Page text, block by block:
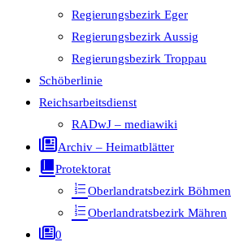
Regierungsbezirk Eger
Regierungsbezirk Aussig
Regierungsbezirk Troppau
Schöberlinie
Reichsarbeitsdienst
RADwJ – mediawiki
Archiv – Heimatblätter
Protektorat
Oberlandratsbezirk Böhmen
Oberlandratsbezirk Mähren
0